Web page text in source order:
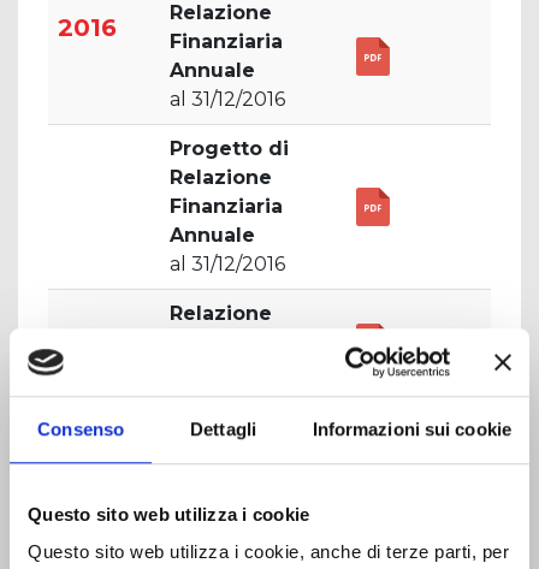
Consenso Dettagli Informazioni sui cookie
Questo sito web utilizza i cookie
Questo sito web utilizza i cookie, anche di terze parti, per
2016
Relazione
Finanziaria
Annuale
al 31/12/2016
Progetto di
Relazione
Finanziaria
Annuale
al 31/12/2016
Relazione
Relazione
al 30/06/2016
Relazione